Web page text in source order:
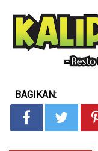
BAGIKAN: